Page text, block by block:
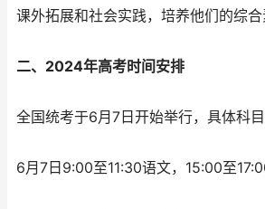
课外拓展和社会实践，培养他们的综合
二、2024年高考时间安排
全国统考于6月7日开始举行，具体科
6月7日9:00至11:30语文，15:00至